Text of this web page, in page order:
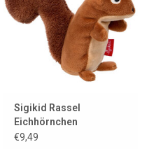
Sigikid Rassel
Eichhörnchen
€9,49